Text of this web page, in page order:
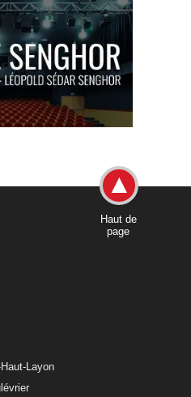
Haut de
page
Layon